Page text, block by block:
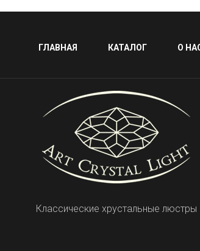
ГЛАВНАЯ КАТАЛОГ О
Классические хрустальные люстры